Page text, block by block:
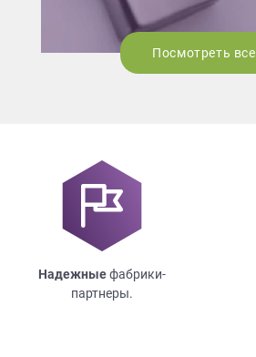
Посмотреть все
Надежныефабрики-
партнеры.